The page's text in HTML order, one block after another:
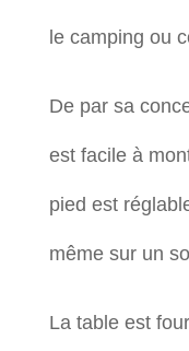
le camping ou
De par sa
est facile à
pied est
même sur un
La table est